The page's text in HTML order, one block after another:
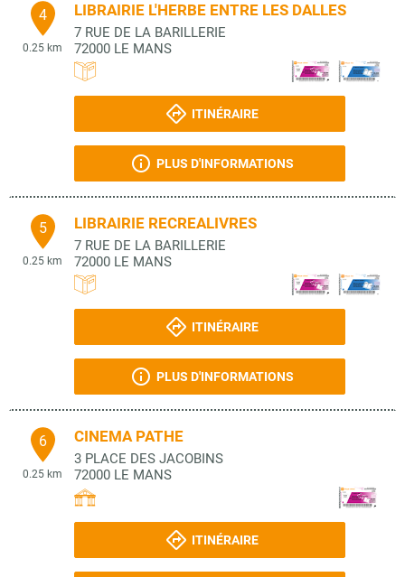
4
0.25 km
LIBRAIRIE L'HERBE ENTRE LES DALLES
7 RUE DE LA BARILLERIE
72000 LE MANS
ITINÉRAIRE
PLUS D'INFORMATIONS
5
0.25 km
LIBRAIRIE RECREALIVRES
7 RUE DE LA BARILLERIE
72000 LE MANS
ITINÉRAIRE
PLUS D'INFORMATIONS
6
0.25 km
CINEMA PATHE
3 PLACE DES JACOBINS
72000 LE MANS
ITINÉRAIRE